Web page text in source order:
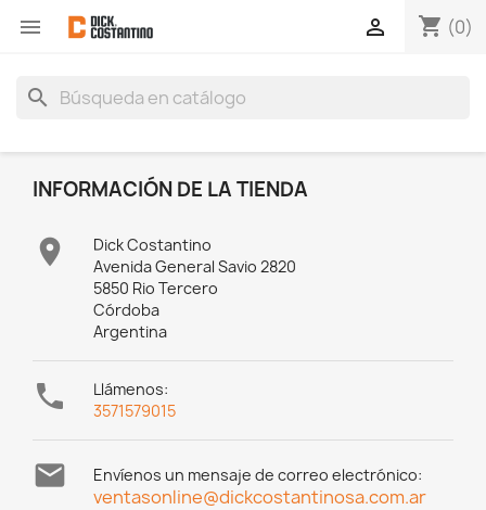
 shopping_cart (0)

search
INFORMACIÓN DE LA TIENDA

Dick Costantino
Avenida General Savio 2820
5850 Rio Tercero
Córdoba
Argentina

Llámenos:
3571579015
 Envíenos un mensaje de correo electrónico:
ventasonline@dickcostantinosa.com.ar